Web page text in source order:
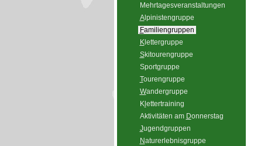
Mehrtagesveranstaltungen
Alpinistengruppe
Familiengruppen
Klettergruppe
Skitourengruppe
Sportgruppe
Tourengruppe
Wandergruppe
Kl ettertraining
Aktivitäten am Donnerstag
Jugendgruppen
Naturerlebnisgruppe